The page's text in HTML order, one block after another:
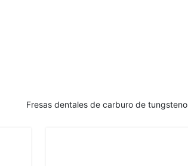
Fresas dentales de carburo de tungsteno